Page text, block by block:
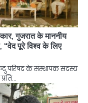
गुजरात के माननीय
“वेद पूरे विश्व के लिए
परिषद के संस्थापक सदस्य